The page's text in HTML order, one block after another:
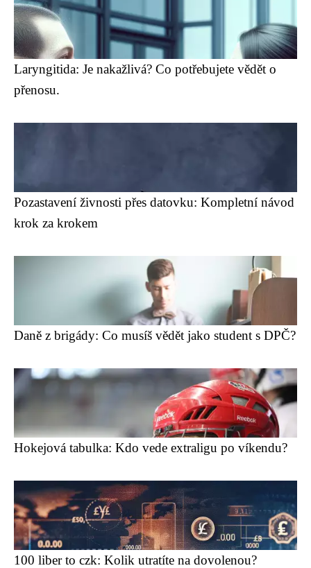
Laryngitida: Je nakažlivá? Co potřebujete vědět o
přenosu.
Pozastavení živnosti přes datovku: Kompletní návod
krok za krokem
Daně z brigády: Co musíš vědět jako student s DPČ?
Hokejová tabulka: Kdo vede extraligu po víkendu?
100 liber to czk: Kolik utratíte na dovolenou?